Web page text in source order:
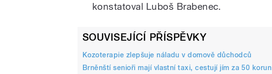
konstatoval Luboš Brabenec.
SOUVISEJÍCÍ PŘÍSPĚVKY
Kozoterapie zlepšuje náladu v domově důchodců
Brněnští senioři mají vlastní taxi, cestují jím za 50 korun